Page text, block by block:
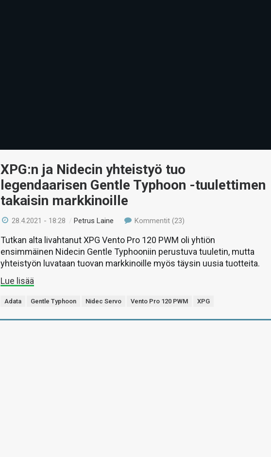
XPG:n ja Nidecin yhteistyö tuo
legendaarisen Gentle Typhoon -tuulettimen
takaisin markkinoille
28.4.2021 - 18:28 /Petrus Laine Kommentit (23)
Tutkan alta livahtanut XPG Vento Pro 120 PWM oli yhtiön
ensimmäinen Nidecin Gentle Typhooniin perustuva tuuletin, mutta
yhteistyön luvataan tuovan markkinoille myös täysin uusia tuotteita.
Lue lisää
Adata Gentle Typhoon Nidec Servo Vento Pro 120 PWM XPG